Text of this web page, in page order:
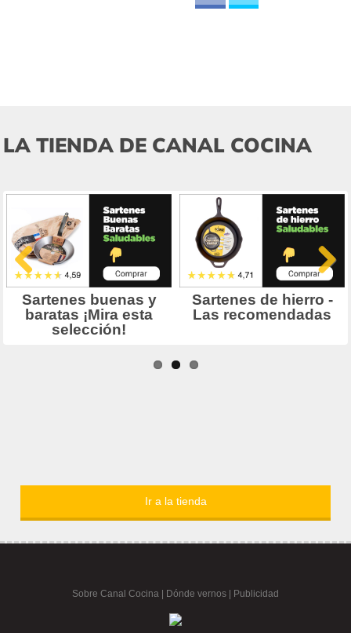
LA TIENDA DE CANAL COCINA
Ir a la tienda
Sobre Canal Cocina Dónde vernos | Publicidad